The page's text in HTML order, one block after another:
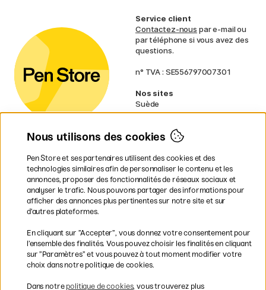
Service client
Contactez-nous par e-mail ou
par téléphone si vous avez des
questions.
n° TVA : SE556797007301
Nos sites
Suède
Norvège
Finlande
Irlande
Pays-Bas
Royaume-Uni
UE
volumineux.
Les modes de paiement
Nous utilisons des cookies
Pen Store et ses partenaires utilisent des cookies et des
technologies similaires afin de personnaliser le contenu et les
annonces, proposer des fonctionnalités de réseaux sociaux et
analyser le trafic. Nous pouvons partager des informations pour
afficher des annonces plus pertinentes sur notre site et sur
d’autres plateformes.
En cliquant sur ”Accepter”, vous donnez votre consentement pour
l’ensemble des finalités. Vous pouvez choisir les finalités en cliquant
sur ”Paramètres” et vous pouvez à tout moment modifier votre
choix dans notre politique de cookies.
Dans notre politique de cookies, vous trouverez plus